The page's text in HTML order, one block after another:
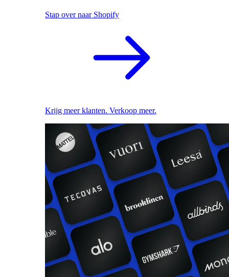
Stap over naar Shopify
Krijg meer klanten. Verkoop meer.